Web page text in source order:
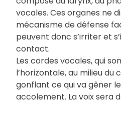
vocales. Ces organes ne
mécanisme de défense
peuvent donc s’irriter et
contact.
Les cordes vocales, qui
l’horizontale, au milieu du
gonflant ce qui va gêner
accolement. La voix sera